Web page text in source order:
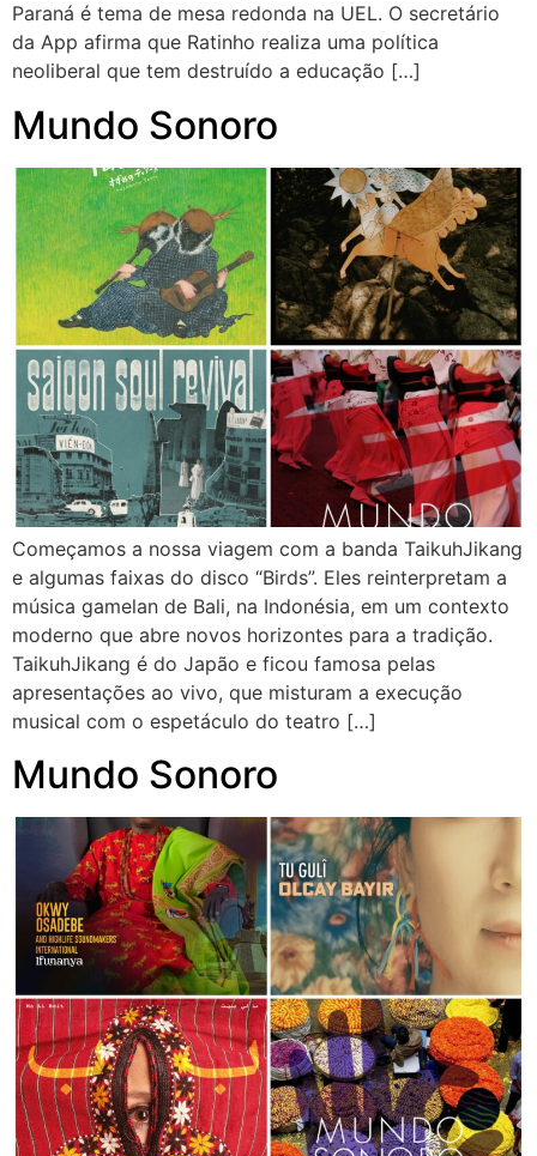
Paraná é tema de mesa redonda na UEL. O secretário
da App afirma que Ratinho realiza uma política
neoliberal que tem destruído a educação […]
Mundo Sonoro
Começamos a nossa viagem com a banda TaikuhJikang
e algumas faixas do disco “Birds”. Eles reinterpretam a
música gamelan de Bali, na Indonésia, em um contexto
moderno que abre novos horizontes para a tradição.
TaikuhJikang é do Japão e ficou famosa pelas
apresentações ao vivo, que misturam a execução
musical com o espetáculo do teatro […]
Mundo Sonoro